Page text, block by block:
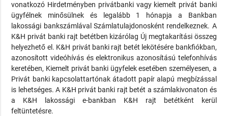
vonatkozó Hirdetményben privátbanki vagy kiemelt privát banki
ügyfélnek minősülnek és legalább 1 hónapja a Bankban
lakossági bankszámlával Számlatulajdonosként rendelkeznek. A
K&H privát banki rajt betétben kizárólag Új megtakarítási összeg
helyezhető el. K&H privát banki rajt betét lekötésére bankfiókban,
azonosított videóhívás és elektronikus azonosítású telefonhívás
keretében, Kiemelt privát banki ügyfelek esetében személyesen, a
Privát banki kapcsolattartónak átadott papír alapú megbízással
is lehetséges. A K&H privát banki rajt betét a számlakivonaton és
a K&H lakossági e-bankban K&H rajt betétként kerül
feltüntetésre.